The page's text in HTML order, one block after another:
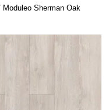
Moduleo Sherman Oak